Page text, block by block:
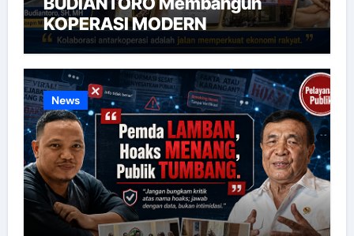
KOPERASI MODERN
News